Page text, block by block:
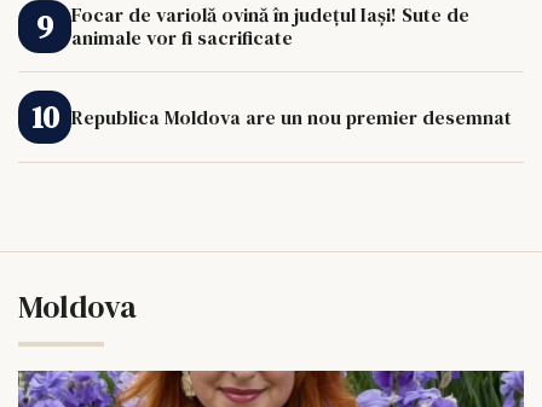
Focar de variolă ovină în județul Iași! Sute de
animale vor fi sacrificate
Republica Moldova are un nou premier desemnat
Moldova